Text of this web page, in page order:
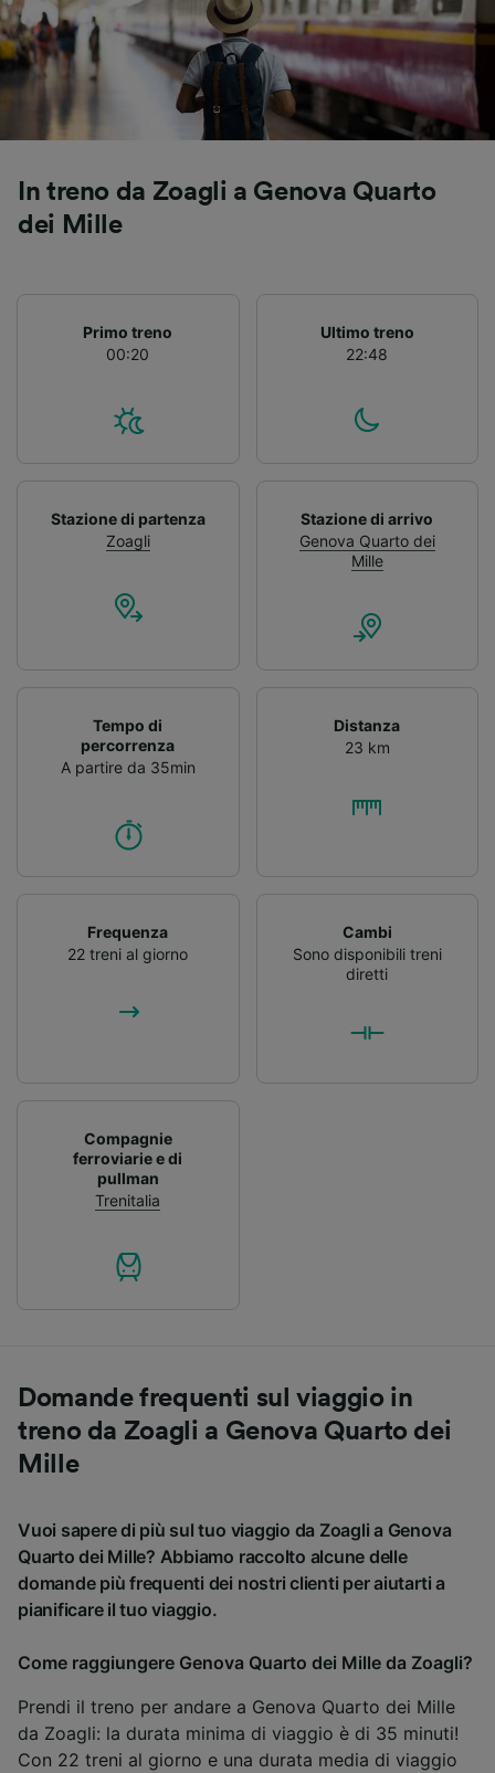
In treno da Zoagli a Genova Quarto
dei Mille
Primo treno
00:20
Ultimo treno
22:48
Stazione di partenza
Zoagli
Stazione di arrivo
Genova Quarto dei
Mille
Tempo di
percorrenza
A partire da 35min
Distanza
23 km
Frequenza
22 treni al giorno
Cambi
Sono disponibili treni
diretti
Compagnie
ferroviarie e di
pullman
Trenitalia
Domande frequenti sul viaggio in
treno da Zoagli a Genova Quarto dei
Mille
Vuoi sapere di più sul tuo viaggio da Zoagli a Genova
Quarto dei Mille? Abbiamo raccolto alcune delle
domande più frequenti dei nostri clienti per aiutarti a
pianificare il tuo viaggio.
Come raggiungere Genova Quarto dei Mille da Zoagli?
Prendi il treno per andare a Genova Quarto dei Mille
da Zoagli: la durata minima di viaggio è di 35 minuti!
Con 22 treni al giorno e una durata media di viaggio
Utilizzare dati di geolocalizzazione precisi.
Scansione attiva delle caratteristiche del
dispositivo ai fini dell’identificazione.
Archiviare informazioni su dispositivo e/o
accedervi. Pubblicità e contenuti
personalizzati, misurazione delle prestazioni
pubblico, sviluppo di servizi.
Elenco dei partner (fornitori)